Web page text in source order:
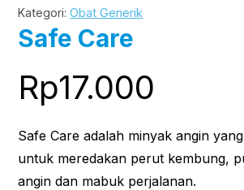
Kategori:Obat Generik
Safe Care
Rp17.000
Safe Care adalah minyak angin
untuk meredakan perut kembung,
angin dan mabuk perjalanan.